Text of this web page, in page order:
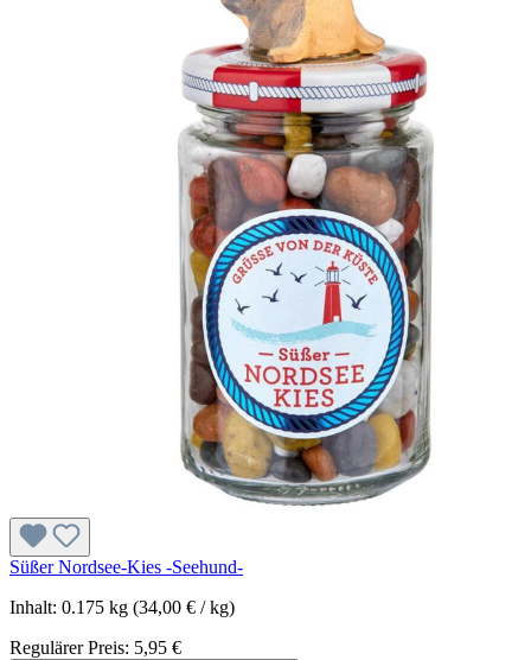
Süßer Nordsee-Kies -Seehund-
Inhalt: 0.175 kg (34,00 € / kg)
Regulärer Preis: 5,95 €